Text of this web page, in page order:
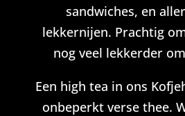
sandwiches, en
lekkernijen. Prachtig
nog veel lekkerder
Een high tea in ons
onbeperkt verse thee.